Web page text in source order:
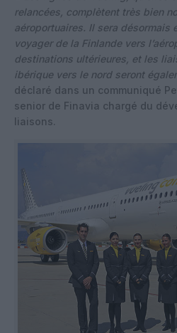
relancées, complètent très bien
aéroportuaires. Il sera désormais
voyager de la Finlande vers
destinations ultérieures, et les
ibérique vers le nord seront
déclaré dans un communiqué
senior de Finavia chargé du
liaisons.